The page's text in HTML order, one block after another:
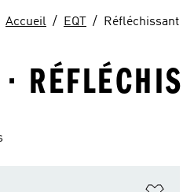
Accueil EQT Réfléchissant